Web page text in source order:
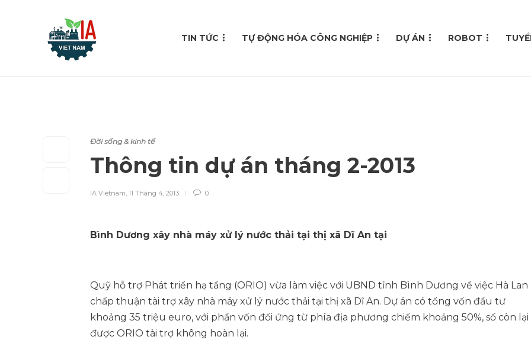
TIN TỨC TỰ ĐỘNG HÓA CÔNG NGHIỆP DỰ ÁN ROBOT
Đời sống & kinh tế
Thông tin dự án tháng 2-2013
IA Vietnam, 11 Tháng 4, 2013 0
Bình Dương xây nhà máy xử lý nước thải tại thị xã Dĩ An tại
Quỹ hỗ trợ Phát triển hạ tầng (ORIO) vừa làm việc với UBND tỉnh Bình Dương về việc Hà Lan
chấp thuận tài trợ xây nhà máy xử lý nước thải tại thị xã Dĩ An. Dự án có tổng vốn đầu tư
khoảng 35 triệu euro, với phần vốn đối ứng từ phía địa phương chiếm khoảng 50%, số còn lại
được ORIO tài trợ không hoàn lại.